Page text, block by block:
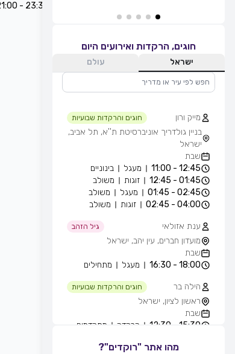
חוגים, הרקדות ואירועים היום
ישראל עולם
מייק ורון חוגים והרקדות שבועיות
בניין גולדריך אוניברסיטת ת''א, תל אביב,
ישראל
שבת
12:45 - 11:00
מעגל
בינוניים
01:45 - 12:45
זוגות
משולב
02:45 - 01:45
מעגל
משולב
04:00 - 02:45
זוגות משולב
ענת אזולאי גיל הזהב
מועדון חברים, עין יהב, ישראל
שבת
18:00 - 16:30
מעגל מתחילים
הילה בר חוגים והרקדות שבועיות
ראשון לציון, ישראל
שבת
15:30 - 12:30
הרקדה מתקדמים
גילה סולומון לוי חוגים והרקדות שבועיות
מהו אתר "רוקדים"?
23:30 - 21:00